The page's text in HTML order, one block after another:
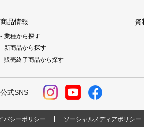
商品情報
業種から探す
新商品から探す
販売終了商品から探す
資
公式SNS
バシーポリシー ソーシャルメディアポリシー